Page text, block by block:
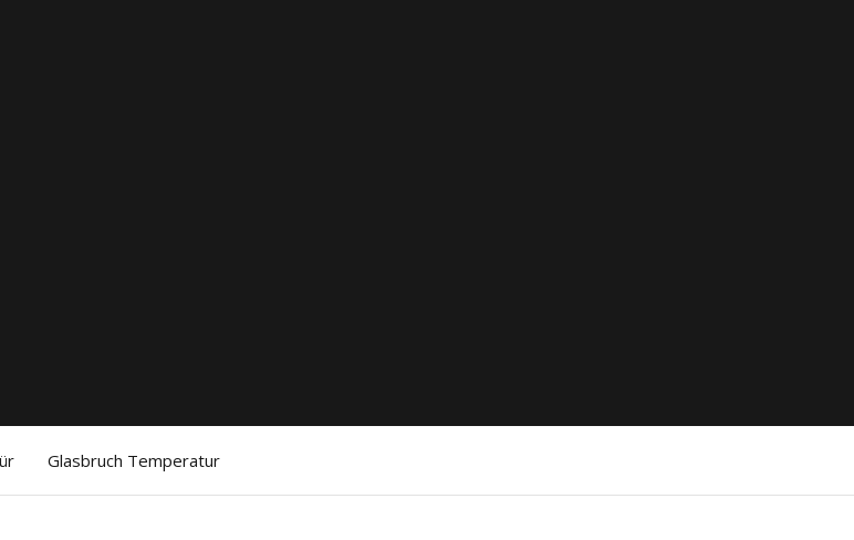
Glasbruch Temperatur